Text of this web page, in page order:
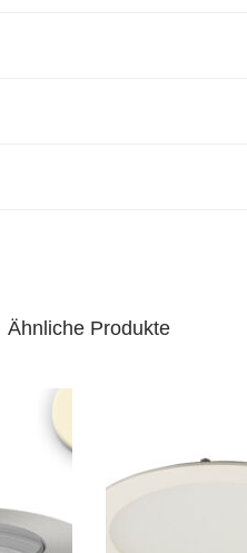
Ähnliche Produkte